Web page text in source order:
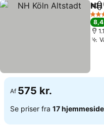
Del
4
8,4
Af 575 kr.
Se priser fra 17